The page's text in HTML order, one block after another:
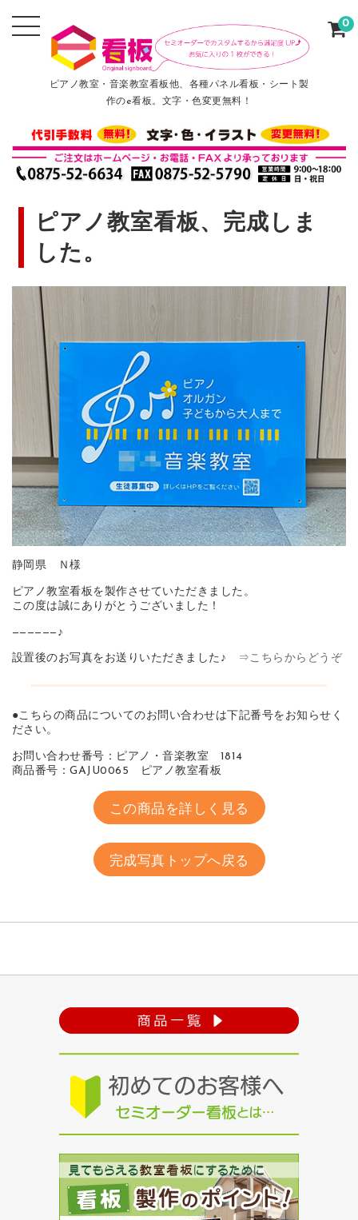
ピアノ教室・音楽教室看板他、各種パネル看板・シート製
作のe看板。文字・色変更無料！
0
ピアノ教室看板、完成しま
した。
静岡県 Ｎ様
ピアノ教室看板を製作させていただきました。
この度は誠にありがとうございました！
——————♪
設置後のお写真をお送りいただきました♪ ⇒こちらからどうぞ
●こちらの商品についてのお問い合わせは下記番号をお知らせく
ださい。
お問い合わせ番号：ピアノ・音楽教室 1814
商品番号：GAJU0065 ピアノ教室看板
この商品を詳しく見る
完成写真トップへ戻る